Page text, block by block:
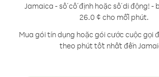
Jamaica - số cố định hoặc số di động! -
26.0 ¢ cho mỗi phút.
Mua gói tín dụng hoặc gói cước cuộc gọi
theo phút tốt nhất đến